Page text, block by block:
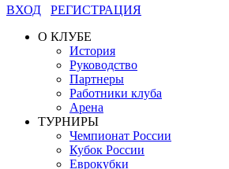
ВХОД
РЕГИСТРАЦИЯ
О КЛУБЕ
История
Руководство
Партнеры
Работники клуба
Арена
ТУРНИРЫ
Чемпионат России
Кубок России
Еврокубки